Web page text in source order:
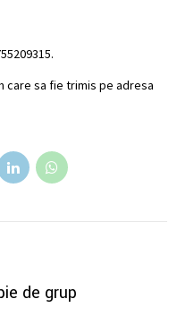
care sa fie trimis pe adresa
de grup